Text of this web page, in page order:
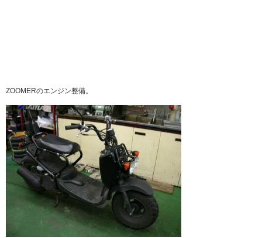
ZOOMERのエンジン整備。